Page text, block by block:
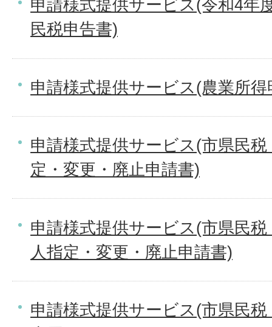
申請様式提供サービス(令和4年
民税申告書)
申請様式提供サービス(農業所得
申請様式提供サービス(市県民
定・変更・廃止申請書)
申請様式提供サービス(市県民
人指定・変更・廃止申請書)
申請様式提供サービス(市県民